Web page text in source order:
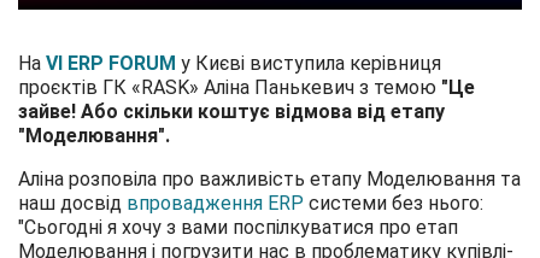
На VI ERP FORUM у Києві виступила керівниця
проєктів ГК «RASK» Аліна Панькевич з темою "Це
зайве! Або скільки коштує відмова від етапу
"Моделювання".
Аліна розповіла про важливість етапу Моделювання та
наш досвід впровадження ERP системи без нього:
"Сьогодні я хочу з вами поспілкуватися про етап
Моделювання і погрузити нас в проблематику купівлі-